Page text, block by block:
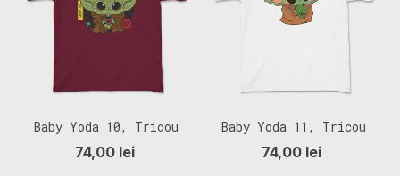
Baby Yoda 10, Tricou
Copii
74,00 lei
Baby Yoda 11, Tricou
Copii
74,00 lei